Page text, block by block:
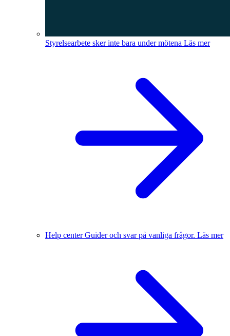
Styrelsearbete sker inte bara under mötena Läs mer
Help centerGuider och svar på vanliga frågor. Läs mer